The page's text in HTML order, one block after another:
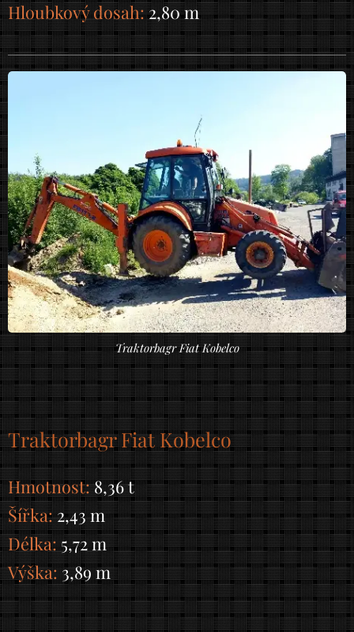
Hloubkový dosah:2,80 m
Traktorbagr Fiat Kobelco
Traktorbagr Fiat Kobelco
Hmotnost:8,36 t
Šířka:2,43 m
Délka: 5,72 m
Výška: 3,89 m